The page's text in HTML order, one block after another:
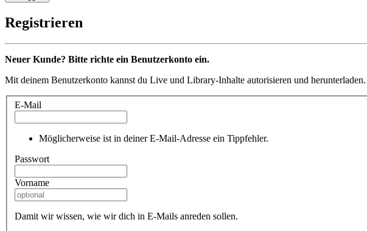
Registrieren
Neuer Kunde? Bitte richte ein Benutzerkonto ein.
Mit deinem Benutzerkonto kannst du Live und Library-Inhalte autorisieren und herunterladen.
E-Mail
Möglicherweise ist in deiner E-Mail-Adresse ein Tippfehler.
Passwort
Vorname
Damit wir wissen, wie wir dich in E-Mails anreden sollen.